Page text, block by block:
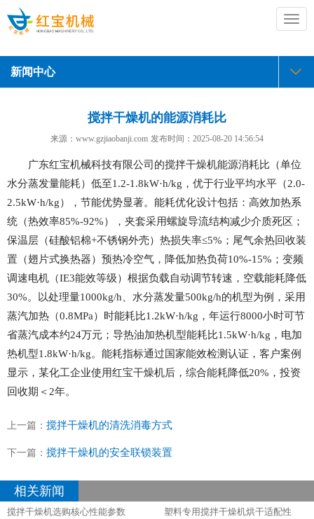
切
换
航
新闻中心
搅拌干燥机的能源消耗比
来源：www.gzjiaobanji.com 发布时间： 2025-08-20 14:56:54
广东红宝机械科技有限公司的搅拌干燥机能源消耗比（单位
水分蒸发量能耗）低至1.2-1.8kW·h/kg，优于行业平均水平（2.0-
2.5kW·h/kg），节能优势显著。能耗优化设计包括：高效加热系
统（热效率85%-92%），夹套采用螺旋导流结构减少介质死区；
保温层（硅酸铝棉+不锈钢外壳）热损失率≤5%；尾气余热回收装
置（翅片式换热器）预热冷空气，降低加热负荷10%-15%；变频
调速电机（IE3能效等级）根据负载自动调节转速，空载能耗降低
30%。以处理量1000kg/h、水分蒸发量500kg/h的机型为例，采用
蒸汽加热（0.8MPa）时能耗比1.2kW·h/kg，年运行8000小时可节
省蒸汽成本约24万元；导热油加热机型能耗比1.5kW·h/kg，电加
热机型1.8kW·h/kg。能耗指标通过国家能效检测认证，客户案例
显示，某化工企业使用红宝干燥机后，综合能耗降低20%，投资
回收期＜2年。
上一篇： 搅拌干燥机的清洗消毒方式
下一篇： 搅拌干燥机的安全联锁装置
相关新闻
搅拌干燥机选购核心性能参数
塑料专用搅拌干燥机烘干适配性